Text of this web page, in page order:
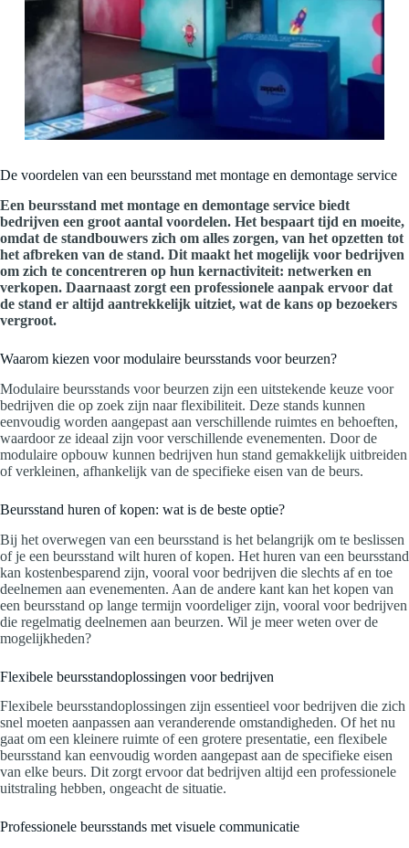
De voordelen van een beursstand met montage en demontage service
Een beursstand met montage en demontage service biedt
bedrijven een groot aantal voordelen. Het bespaart tijd en moeite,
omdat de standbouwers zich om alles zorgen, van het opzetten tot
het afbreken van de stand. Dit maakt het mogelijk voor bedrijven
om zich te concentreren op hun kernactiviteit: netwerken en
verkopen. Daarnaast zorgt een professionele aanpak ervoor dat
de stand er altijd aantrekkelijk uitziet, wat de kans op bezoekers
vergroot.
Waarom kiezen voor modulaire beursstands voor beurzen?
Modulaire beursstands voor beurzen zijn een uitstekende keuze voor
bedrijven die op zoek zijn naar flexibiliteit. Deze stands kunnen
eenvoudig worden aangepast aan verschillende ruimtes en behoeften,
waardoor ze ideaal zijn voor verschillende evenementen. Door de
modulaire opbouw kunnen bedrijven hun stand gemakkelijk uitbreiden
of verkleinen, afhankelijk van de specifieke eisen van de beurs.
Beursstand huren of kopen: wat is de beste optie?
Bij het overwegen van een beursstand is het belangrijk om te beslissen
of je een beursstand wilt huren of kopen. Het huren van een beursstand
kan kostenbesparend zijn, vooral voor bedrijven die slechts af en toe
deelnemen aan evenementen. Aan de andere kant kan het kopen van
een beursstand op lange termijn voordeliger zijn, vooral voor bedrijven
die regelmatig deelnemen aan beurzen. Wil je meer weten over de
mogelijkheden?
Flexibele beursstandoplossingen voor bedrijven
Flexibele beursstandoplossingen zijn essentieel voor bedrijven die zich
snel moeten aanpassen aan veranderende omstandigheden. Of het nu
gaat om een kleinere ruimte of een grotere presentatie, een flexibele
beursstand kan eenvoudig worden aangepast aan de specifieke eisen
van elke beurs. Dit zorgt ervoor dat bedrijven altijd een professionele
uitstraling hebben, ongeacht de situatie.
Professionele beursstands met visuele communicatie